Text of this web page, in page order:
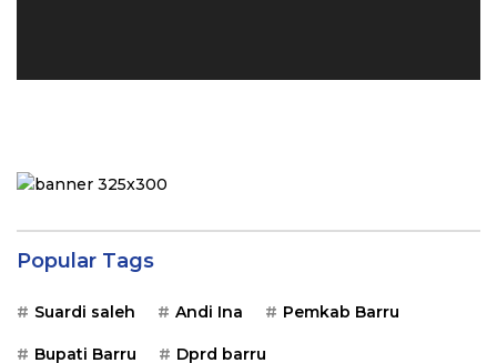
Popular Tags
Suardi saleh Andi Ina Pemkab Barru
Bupati Barru Dprd barru